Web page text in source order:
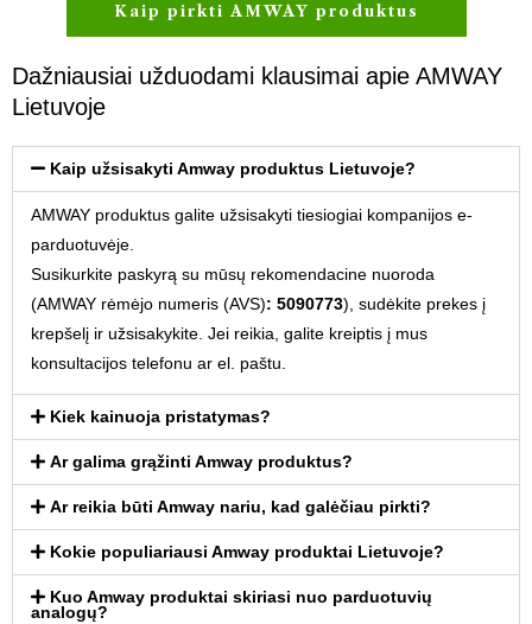
Kaip pirkti AMWAY produktus
Dažniausiai užduodami klausimai apie AMWAY
Lietuvoje
Kaip užsisakyti Amway produktus Lietuvoje?
AMWAY produktus galite užsisakyti tiesiogiai kompanijos e-
parduotuvėje.
Susikurkite paskyrą su mūsų rekomendacine nuoroda
(AMWAY rėmėjo numeris (AVS): 5090773), sudėkite prekes į
krepšelį ir užsisakykite. Jei reikia, galite kreiptis į mus
konsultacijos telefonu ar el. paštu.
Kiek kainuoja pristatymas?
Ar galima grąžinti Amway produktus?
Ar reikia būti Amway nariu, kad galėčiau pirkti?
Kokie populiariausi Amway produktai Lietuvoje?
Kuo Amway produktai skiriasi nuo parduotuvių
analogų?